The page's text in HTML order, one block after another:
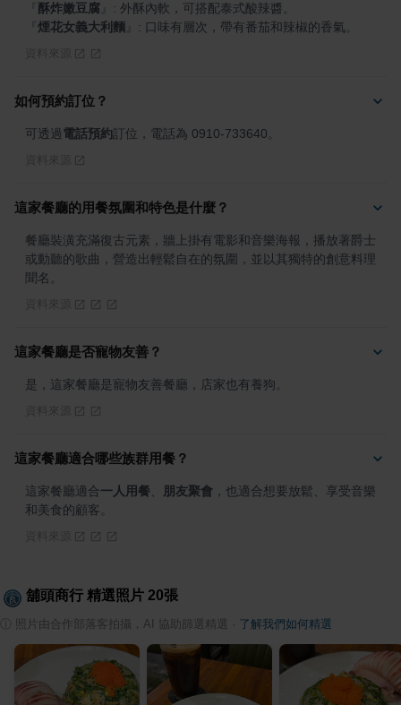
酥炸嫩豆腐
煙花女義大利麵 : 口味有層次，帶有番茄和辣椒的香氣。
如何預約訂位？
可透過電話預約訂位，電話為 0910-733640。
這家餐廳的用餐氛圍和特色是什麼？
餐廳裝潢充滿復古元素，牆上掛有電影和音樂海報，播放著爵士
或動聽的歌曲，營造出輕鬆自在的氛圍，並以其獨特的創意料理
聞名。
這家餐廳是否寵物友善？
是，這家餐廳是寵物友善餐廳，店家也有養狗。
這家餐廳適合哪些族群用餐？
這家餐廳適合一人用餐 朋友聚會 ，也適合想要放鬆、享受音樂
和美食的顧客。
舖頭商行 精選照片 20張
照片由合作部落客拍攝，AI 協助篩選精選 了解我們如何精選